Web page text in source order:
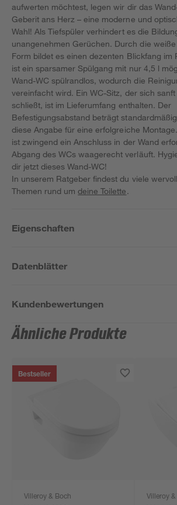
aufwerten möchtest, legen wir dir das
Geberit ans Herz – eine moderne und
Wahl! Als Tiefspüler verhindert es die
unangenehmen Gerüchen. Durch die
Form bildet es einen dezenten Blickfang im
ist ein sparsamer Spülgang mit nur 4,5 l
Wand-WC spülrandlos, wodurch die
vereinfacht wird. Ein WC-Sitz, der sich
schließt, ist im Lieferumfang enthalten. Der
Befestigungsabstand beträgt
diese Angabe für eine erfolgreiche
ist zwingend ein Anschluss in der Wand
Abgang des WCs waagerecht verläuft.
dir jetzt dieses Wand-WC!
In unserem Ratgeber findest du viele
Themen rund umdeine Toilette.
Eigenschaften
Datenblätter
Kundenbewertungen
Ähnliche Produkte
Bestseller
Villeroy & Boch Villeroy &